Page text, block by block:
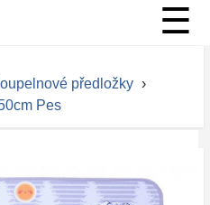
☰
předložky ›
Pes